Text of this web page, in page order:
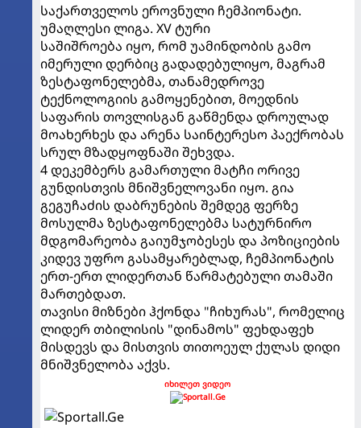
საქართველოს ეროვნული ჩემპიონატი.
უმაღლესი ლიგა. XV ტური
საშიშროება იყო, რომ უამინდობის გამო
იმერული დერბიც გადადებულიყო, მაგრამ
ზესტაფონელებმა, თანამედროვე
ტექნოლოგიის გამოყენებით, მოედნის
საფარის თოვლისგან გაწმენდა დროულად
მოახერხეს და არენა საინტერესო პაექრობას
სრულ მზადყოფნაში შეხვდა.
4 დეკემბერს გამართული მატჩი ორივე
გუნდისთვის მნიშვნელოვანი იყო. გია
გეგუჩაძის დაბრუნების შემდეგ ფერზე
მოსულმა ზესტაფონელებმა სატურნირო
მდგომარეობა გაიუმჯობესეს და პოზიციების
კიდევ უფრო გასამყარებლად, ჩემპიონატის
ერთ-ერთ ლიდერთან წარმატებული თამაში
მართებდათ.
თავისი მიზნები ჰქონდა "ჩიხურას", რომელიც
ლიდერ თბილისის "დინამოს" ფეხდაფეხ
მისდევს და მისთვის თითოეულ ქულას დიდი
მნიშვნელობა აქვს.
იხილეთ ვიდეო